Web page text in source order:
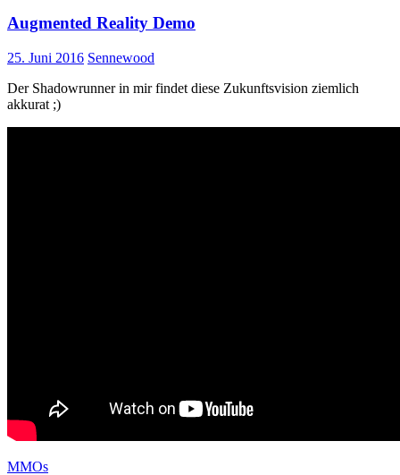
Augmented Reality Demo
25. Juni 2016 Sennewood
Der Shadowrunner in mir findet diese Zukunftsvision ziemlich
akkurat ;)
MMOs